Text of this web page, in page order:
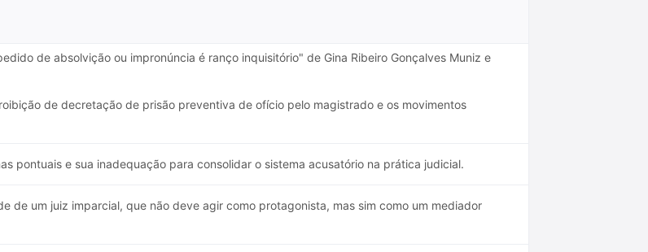
de absolvição ou impronúncia é ranço inquisitório" de Gina Ribeiro Gonçalves Muniz e
de decretação de prisão preventiva de ofício pelo magistrado e os movimentos
pontuais e sua inadequação para consolidar o sistema acusatório na prática judicial.
de um juiz imparcial, que não deve agir como protagonista, mas sim como um mediador